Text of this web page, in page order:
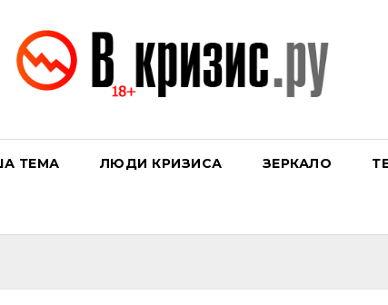
ТЕМА ЛЮДИ КРИЗИСА ЗЕРКАЛО